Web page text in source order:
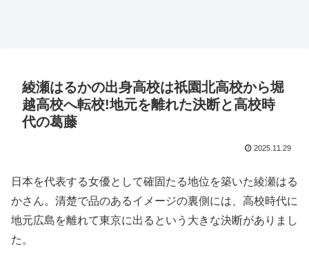
綾瀬はるかの出身高校は祇園北高校から堀
越高校へ転校!地元を離れた決断と高校時
代の葛藤
2025.11.29
日本を代表する女優として確固たる地位を築いた綾瀬はる
かさん。清楚で品のあるイメージの裏側には、高校時代に
地元広島を離れて東京に出るという大きな決断がありまし
た。